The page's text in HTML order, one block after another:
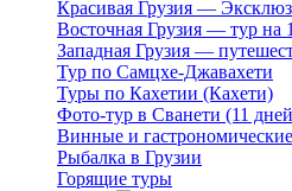
Красивая Грузия —
Восточная Грузия — тур на
Западная Грузия —
Тур по Самцхе-Джавахети
Туры по Кахетии (Кахети)
Фото-тур в Сванети (11
Винные и
Рыбалка в Грузии
Горящие туры